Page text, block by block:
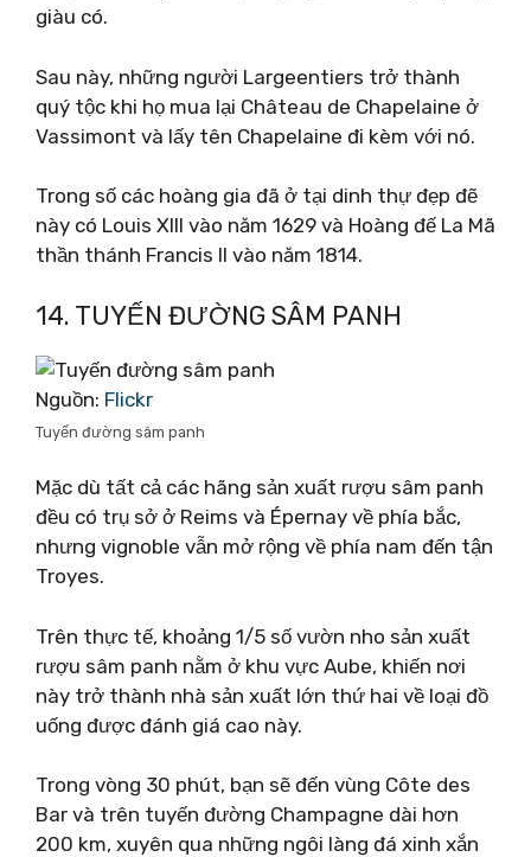
giàu có.
Sau này, những người Largeentiers trở thành
quý tộc khi họ mua lại Château de Chapelaine ở
Vassimont và lấy tên Chapelaine đi kèm với nó.
Trong số các hoàng gia đã ở tại dinh thự đẹp đẽ
này có Louis XIII vào năm 1629 và Hoàng đế La Mã
thần thánh Francis II vào năm 1814.
14. TUYẾN ĐƯỜNG SÂM PANH
Nguồn: Flickr
Tuyến đường sâm panh
Mặc dù tất cả các hãng sản xuất rượu sâm panh
đều có trụ sở ở Reims và Épernay về phía bắc,
nhưng vignoble vẫn mở rộng về phía nam đến tận
Troyes.
Trên thực tế, khoảng 1/5 số vườn nho sản xuất
rượu sâm panh nằm ở khu vực Aube, khiến nơi
này trở thành nhà sản xuất lớn thứ hai về loại đồ
uống được đánh giá cao này.
Trong vòng 30 phút, bạn sẽ đến vùng Côte des
Bar và trên tuyến đường Champagne dài hơn
200 km, xuyên qua những ngôi làng đá xinh xắn